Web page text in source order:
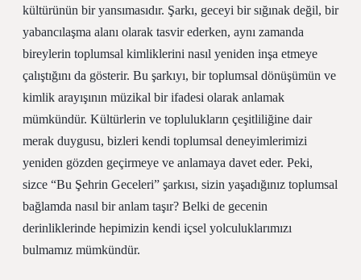
kültürünün bir yansımasıdır. Şarkı, geceyi bir sığınak değil, bir
yabancılaşma alanı olarak tasvir ederken, aynı zamanda
bireylerin toplumsal kimliklerini nasıl yeniden inşa etmeye
çalıştığını da gösterir. Bu şarkıyı, bir toplumsal dönüşümün ve
kimlik arayışının müzikal bir ifadesi olarak anlamak
mümkündür. Kültürlerin ve toplulukların çeşitliliğine dair
merak duygusu, bizleri kendi toplumsal deneyimlerimizi
yeniden gözden geçirmeye ve anlamaya davet eder. Peki,
sizce “Bu Şehrin Geceleri” şarkısı, sizin yaşadığınız toplumsal
bağlamda nasıl bir anlam taşır? Belki de gecenin
derinliklerinde hepimizin kendi içsel yolculuklarımızı
bulmamız mümkündür.